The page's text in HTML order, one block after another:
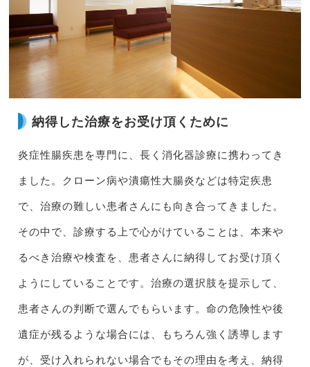
納得した治療をお受け頂くために
炎症性腸疾患を専門に、長く消化器診療に携わってき
ました。クローン病や潰瘍性大腸炎などは特定疾患
で、治療の難しい患者さんにも向き合ってきました。
その中で、診療する上で心がけていることは、本来や
るべき治療や検査を、患者さんに納得してお受け頂く
ようにしていることです。治療の選択肢を提示して、
患者さんの判断で選んでもらいます。命の危険性や後
遺症が残るような場合には、もちろん強く誘導します
が、受け入れられない場合でもその理由を考え、納得